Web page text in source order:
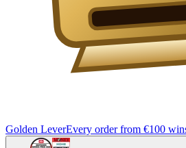
Golden LeverEvery order from €100